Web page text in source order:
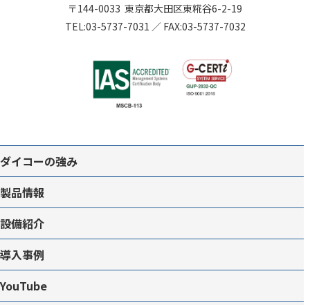
〒144-0033 東京都大田区東糀谷6-2-19
TEL:03-5737-7031 ／ FAX:03-5737-7032
ダイコーの強み
製品情報
設備紹介
導入事例
YouTube